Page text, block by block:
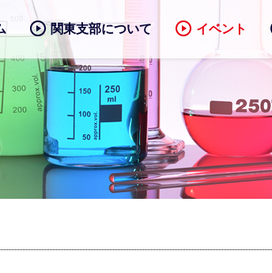
関東支部について イベント